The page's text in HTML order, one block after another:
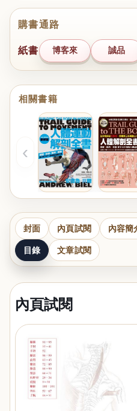
購書通路
紙書 博客來 誠品
相關書籍
‹
封面 內頁試閱 內容簡
目錄 文章試閱
內頁試閱